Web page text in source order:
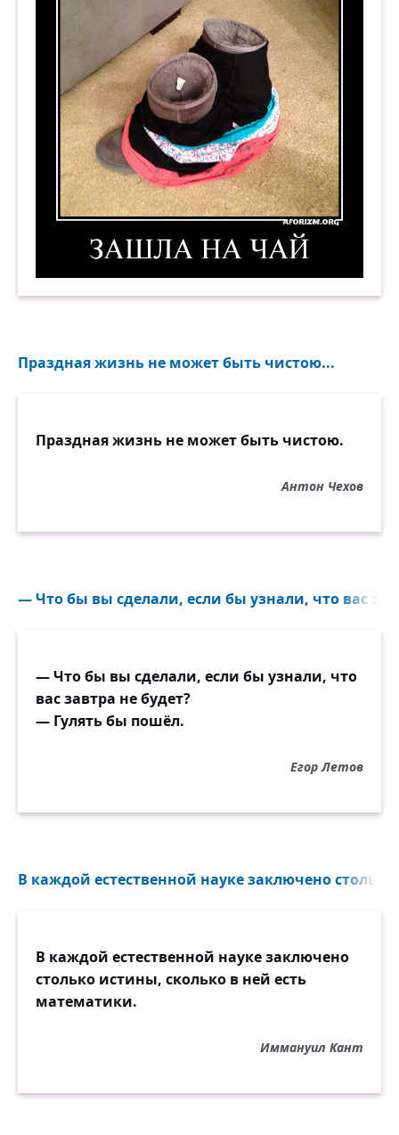
в порядок. И отшлёпать забияку.
И не предполагал он потрясти
слонявшегося в сумерки зеваку.
Он скромен. Океаны переплыв
в одном (да это слыхано ли?) месте
(плачь, Амундсен с Папаниным), открыв
два полюса испорченности вместе.
Что стоит пребывание на льду
и самая отважная корзина
ракеты с дирижаблями — в виду
откупоренной банки казеина!
Праздная жизнь не может быть чистою...
Праздная жизнь не может быть чистою.
Антон Чехов
— Что бы вы сделали, если бы узнали, что вас
— Что бы вы сделали, если бы узнали, что
вас завтра не будет?
— Гулять бы пошёл.
Егор Летов
В каждой естественной науке заключено
В каждой естественной науке заключено
столько истины, сколько в ней есть
математики.
Иммануил Кант